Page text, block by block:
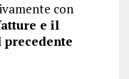
con
e il